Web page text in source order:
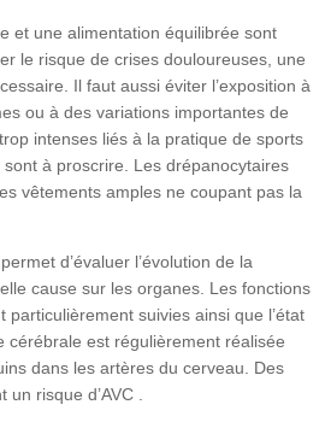
et une alimentation équilibrée sont
le risque de crises douloureuses, une
Il faut aussi éviter l’exposition à
ou à des variations importantes de
intenses liés à la pratique de sports
sont à proscrire. Les drépanocytaires
vêtements amples ne coupant pas la
d’évaluer l’évolution de la
cause sur les organes. Les fonctions
particulièrement suivies ainsi que l’état
cérébrale est régulièrement réalisée
dans les artères du cerveau. Des
risque d’AVC .